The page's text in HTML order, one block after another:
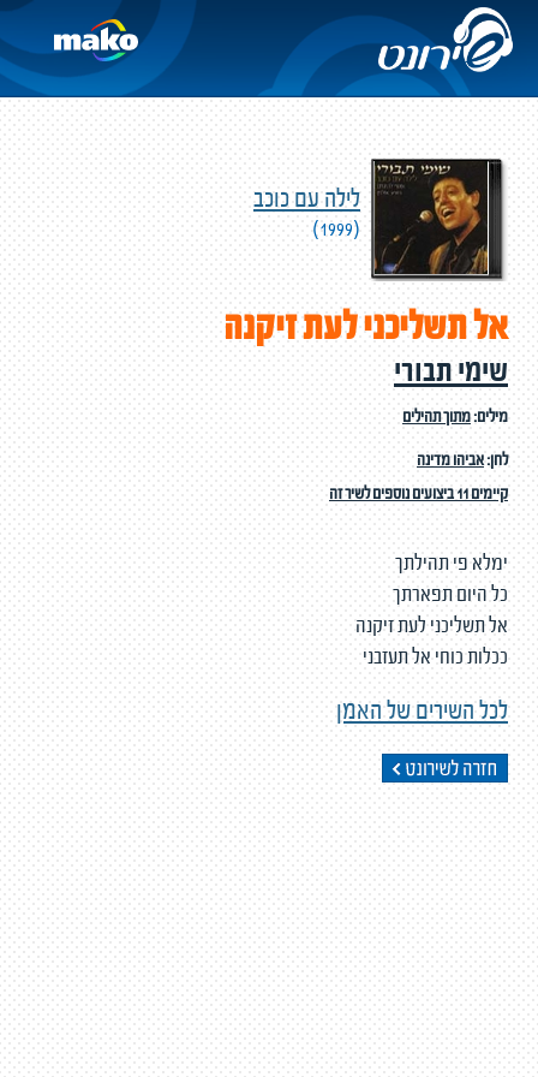
לילה עם כוכב
(1999)
אל תשליכני לעת זיקנה
שימי תבורי
מילים:מתוך תהילים
לחן:אביהו מדינה
קיימים 11 ביצועים נוספים לשיר זה
ימלא פי תהילתך
כל היום תפארתך
אל תשליכני לעת זיקנה
ככלות כוחי אל תעזבני
לכל השירים של האמן